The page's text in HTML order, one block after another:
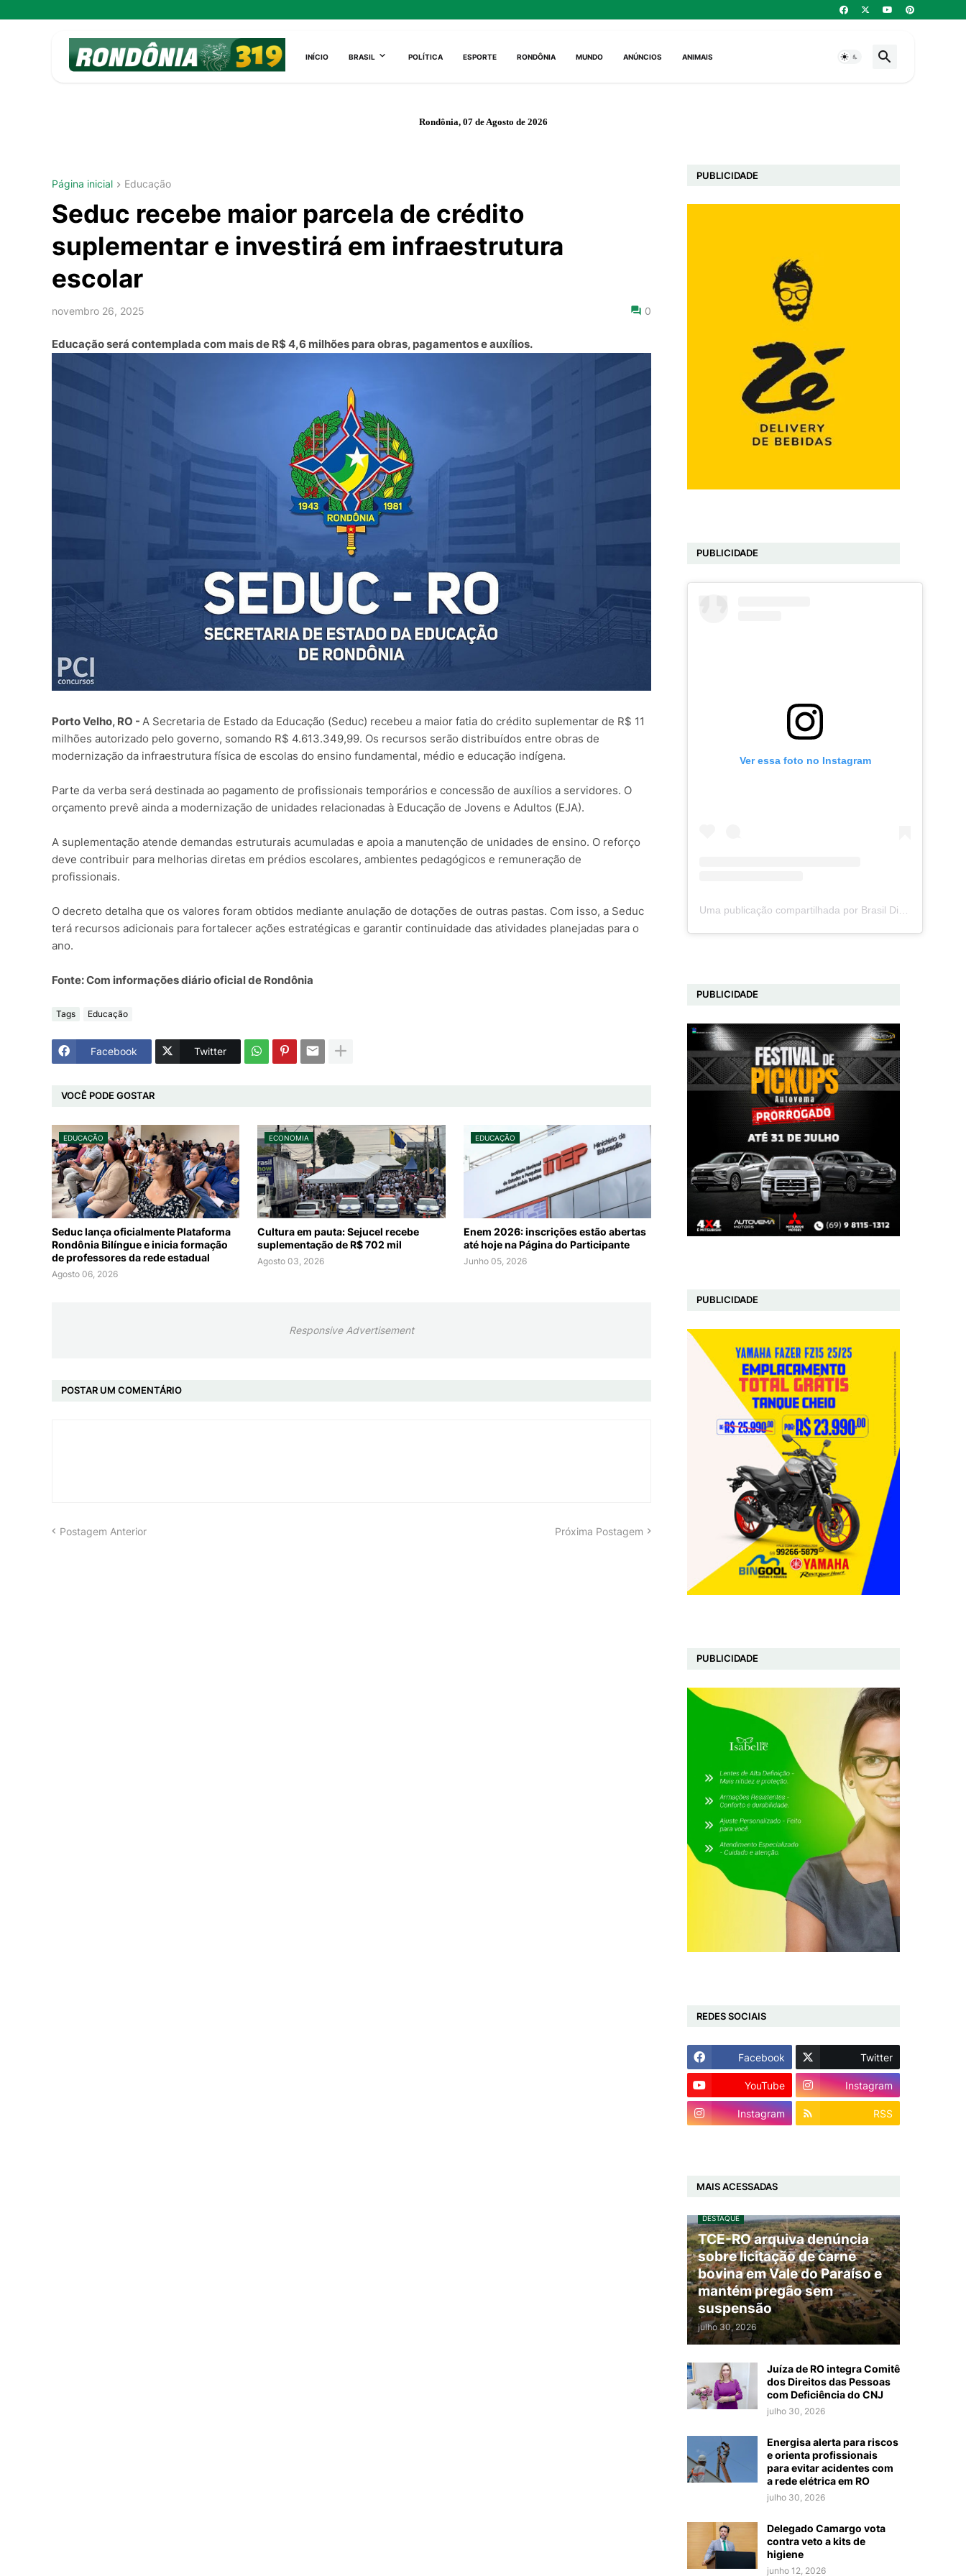
INÍCIO BRASIL POLÍTICA ESPORTE RONDÔNIA MUNDO ANÚNCIOS ANIMAIS
Rondônia, 07 de Agosto de 2026
Página inicial Educação
Seduc recebe maior parcela de crédito
suplementar e investirá em infraestrutura
escolar
novembro 26, 2025 0
Educação será contemplada com mais de R$ 4,6 milhões para obras, pagamentos e auxílios.
Porto Velho, RO - A Secretaria de Estado da Educação (Seduc) recebeu a maior fatia do crédito suplementar de R$ 11
milhões autorizado pelo governo, somando R$ 4.613.349,99. Os recursos serão distribuídos entre obras de
modernização da infraestrutura física de escolas do ensino fundamental, médio e educação indígena.
Parte da verba será destinada ao pagamento de profissionais temporários e concessão de auxílios a servidores. O
orçamento prevê ainda a modernização de unidades relacionadas à Educação de Jovens e Adultos (EJA).
A suplementação atende demandas estruturais acumuladas e apoia a manutenção de unidades de ensino. O reforço
deve contribuir para melhorias diretas em prédios escolares, ambientes pedagógicos e remuneração de
profissionais.
O decreto detalha que os valores foram obtidos mediante anulação de dotações de outras pastas. Com isso, a Seduc
terá recursos adicionais para fortalecer ações estratégicas e garantir continuidade das atividades planejadas para o
ano.
Fonte: Com informações diário oficial de Rondônia
Tags Educação
Facebook Twitter
VOCÊ PODE GOSTAR
EDUCAÇÃO
Seduc lança oficialmente Plataforma
Rondônia Bilíngue e inicia formação
de professores da rede estadual
Agosto 06, 2026
ECONOMIA
Cultura em pauta: Sejucel recebe
suplementação de R$ 702 mil
Agosto 03, 2026
EDUCAÇÃO
Enem 2026: inscrições estão abertas
até hoje na Página do Participante
Junho 05, 2026
Responsive Advertisement
POSTAR UM COMENTÁRIO
Postagem Anterior Próxima Postagem
PUBLICIDADE
PUBLICIDADE
Ver essa foto no Instagram
PUBLICIDADE
PUBLICIDADE
PUBLICIDADE
REDES SOCIAIS
Facebook Twitter
YouTube Instagram
Instagram RSS
MAIS ACESSADAS
DESTAQUE
TCE-RO arquiva denúncia
sobre licitação de carne
bovina em Vale do Paraíso e
mantém pregão sem
suspensão
julho 30, 2026
Juíza de RO integra Comitê
dos Direitos das Pessoas
com Deficiência do CNJ
julho 30, 2026
Energisa alerta para riscos
e orienta profissionais
para evitar acidentes com
a rede elétrica em RO
julho 30, 2026
Delegado Camargo vota
contra veto a kits de
higiene
junho 12, 2026